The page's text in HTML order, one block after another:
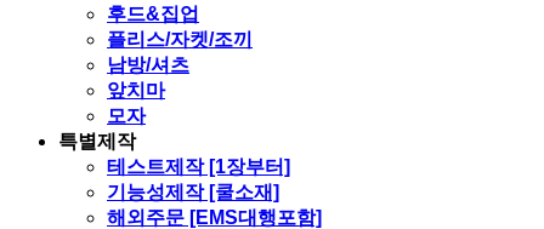
후드&집업
플리스/자켓/조끼
남방/셔츠
앞치마
모자
특별제작
테스트제작 [1장부터]
기능성제작 [쿨소재]
해외주문 [EMS대행포함]